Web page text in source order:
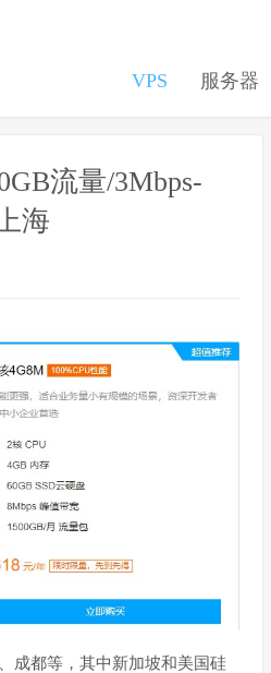
VPS 服务器
流量/3Mbps-
海
成都等，其中新加坡和美国硅